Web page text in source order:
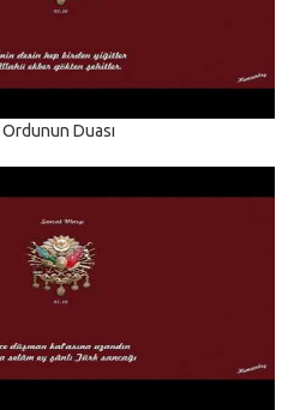
Ordunun Duası